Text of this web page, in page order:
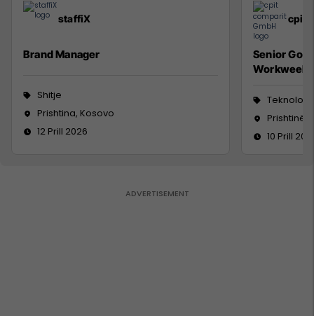
staffiX
Brand Manager
Shitje
Prishtina, Kosovo
12 Prill 2026
cpit
Senior Go
Workweek
Prishtinë
10 Prill